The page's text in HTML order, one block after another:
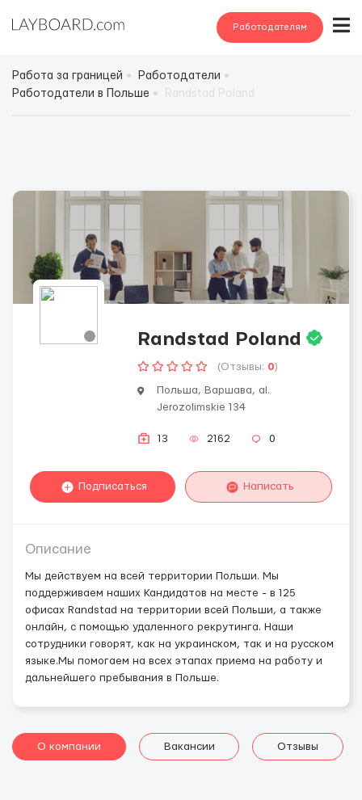
Работодателям
Работа за границей
Работодатели
Работодатели в Польше
Randstad Poland
(Отзывы: 0)
Польша, Варшава, al.
Jerozolimskie 134
13 2162 0
Подписаться Написать
Описание
Мы действуем на всей территории Польши. Мы
поддерживаем наших Кандидатов на месте - в 125
офисах Randstad на территории всей Польши, а также
онлайн, с помощью удаленного рекрутинга. Наши
сотрудники говорят, как на украинском, так и на русском
языке.Мы помогаем на всех этапах приема на работу и
дальнейшего пребывания в Польше.
О компании Вакансии Отзывы